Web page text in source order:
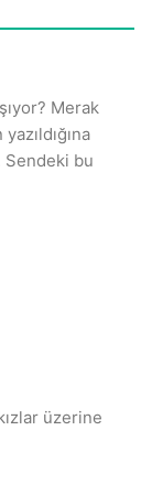
Merak
Sendeki bu
üzerine